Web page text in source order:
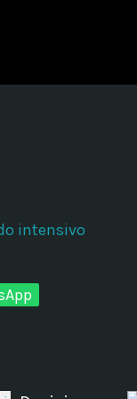
intensivo